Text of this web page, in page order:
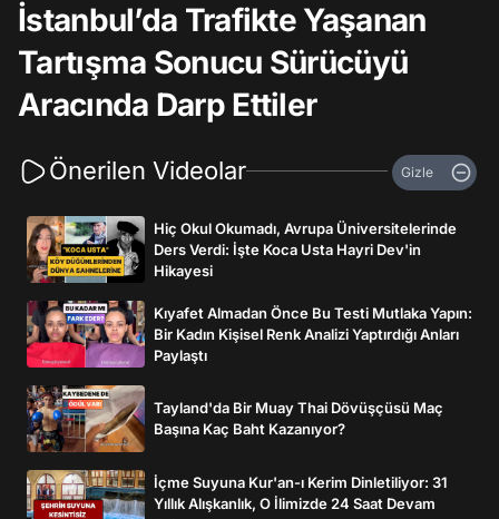
İstanbul’da Trafikte Yaşanan
Tartışma Sonucu Sürücüyü
Aracında Darp Ettiler
Önerilen Videolar Gizle
Hiç Okul Okumadı, Avrupa Üniversitelerinde
Ders Verdi: İşte Koca Usta Hayri Dev'in
Hikayesi
Kıyafet Almadan Önce Bu Testi Mutlaka Yapın:
Bir Kadın Kişisel Renk Analizi Yaptırdığı Anları
Paylaştı
Tayland'da Bir Muay Thai Dövüşçüsü Maç
Başına Kaç Baht Kazanıyor?
İçme Suyuna Kur'an-ı Kerim Dinletiliyor: 31
Yıllık Alışkanlık, O İlimizde 24 Saat Devam